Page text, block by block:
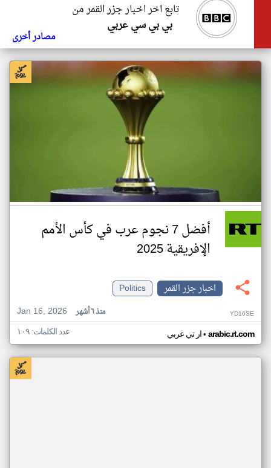
تابع اخر اخبار جزر القمر من
بي بي سي عربي
مصادر أخرى
أفضل 7 نجوم عرب في كأس الأمم
الإفريقية 2025
اخبار جزر القمر
Politics
Jan 16, 2026
منذ ٦ أشهر YD16SE
ار تي عربي• arabic.rt.com عدد الكلمات: ١٠٩